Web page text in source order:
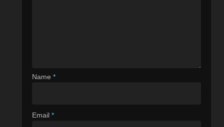
Name *
Email *